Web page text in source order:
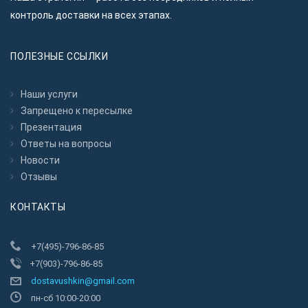
контроль доставки на всех этапах.
ПОЛЕЗНЫЕ ССЫЛКИ
Наши услуги
Запрещено к пересылкe
Презентация
Ответы на вопросы
Новости
Отзывы
КОНТАКТЫ
+7(495)-796-86-85
+7(903)-796-86-85
dostavushkin@gmail.com
пн-сб 10:00-20:00